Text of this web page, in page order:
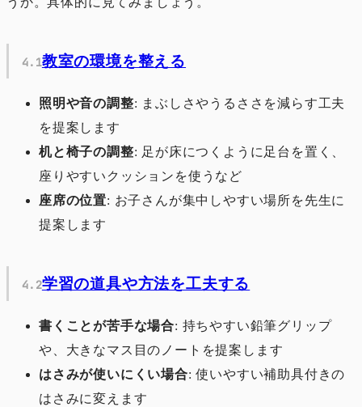
教室の環境を整える
照明や音の調整: まぶしさやうるささを減らす工夫
を提案します
机と椅子の調整: 足が床につくように足台を置く、
座りやすいクッションを使うなど
座席の位置: お子さんが集中しやすい場所を先生に
提案します
学習の道具や方法を工夫する
書くことが苦手な場合: 持ちやすい鉛筆グリップ
や、大きなマス目のノートを提案します
はさみが使いにくい場合: 使いやすい補助具付きの
はさみに変えます